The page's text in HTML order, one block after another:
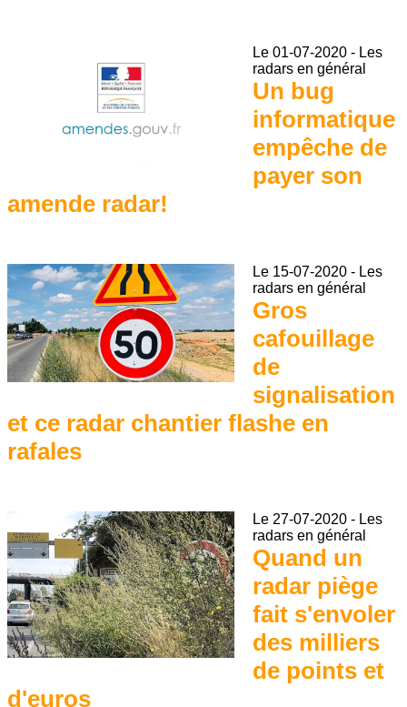
Le 01-07-2020 - Les
radars en général
Un bug
informatique
empêche de
payer son
amende radar!
Le 15-07-2020 - Les
radars en général
Gros
cafouillage
de
signalisation
et ce radar chantier flashe en
rafales
Le 27-07-2020 - Les
radars en général
Quand un
radar piège
fait s'envoler
des milliers
de points et
d'euros